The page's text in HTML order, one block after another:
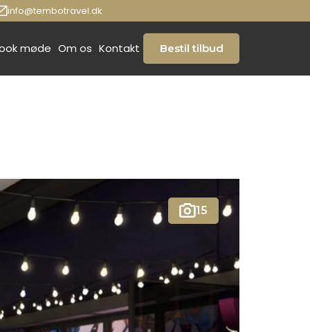
info@tembotravel.dk
møde Om os Kontakt Bestil tilbud
15